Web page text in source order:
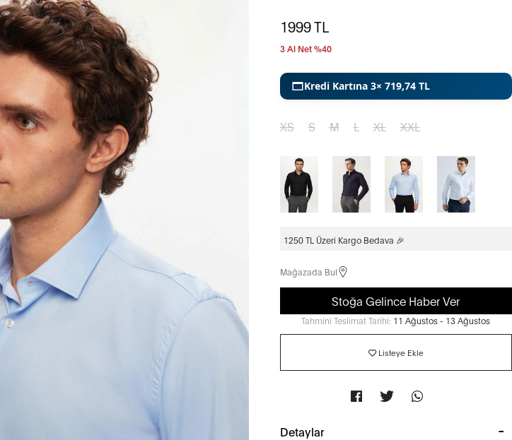
1999TL
3 Al Net %40
Kredi Kartına 3× 719,74 TL
XS S M L XL XXL
1250 TL Üzeri Kargo Bedava 🎉
Mağazada Bul
Stoğa Gelince Haber Ver
Tahmini Teslimat Tarihi: 11 Ağustos - 13 Ağustos
Listeye Ekle
Detaylar